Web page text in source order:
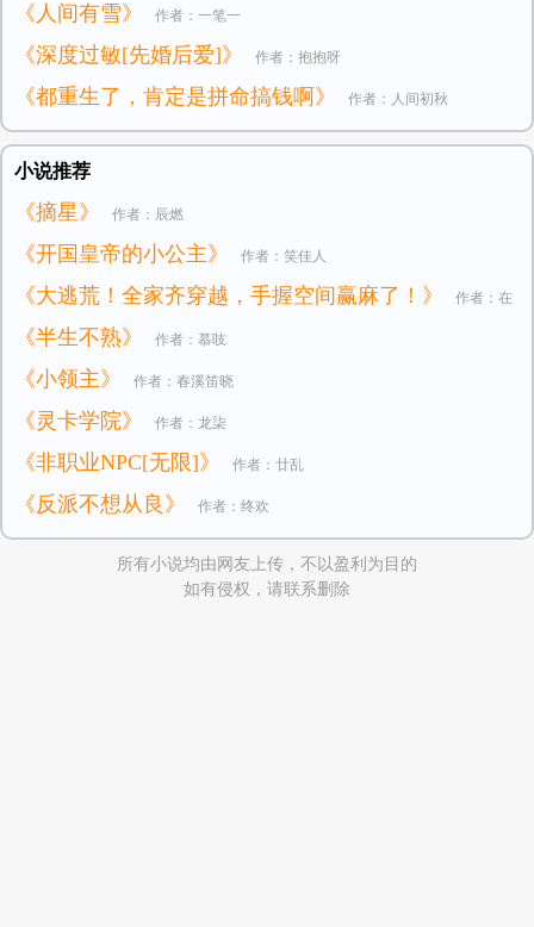
《人间有雪》 作者：一笔一
《深度过敏[先婚后爱]》 作者：抱抱呀
《都重生了，肯定是拼命搞钱啊》 作者：人间初秋
小说推荐
《摘星》 作者：辰燃
《开国皇帝的小公主》 作者：笑佳人
《大逃荒！全家齐穿越，手握空间赢麻了！》 作者：在
逃小公主
《半生不熟》 作者：慕吱
《小领主》 作者：春溪笛晓
《灵卡学院》 作者：龙柒
《非职业NPC[无限]》 作者：廿乱
《反派不想从良》 作者：终欢
所有小说均由网友上传，不以盈利为目的
如有侵权，请联系删除